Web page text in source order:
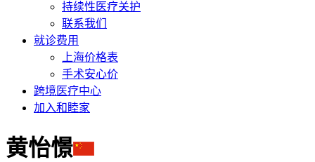
持续性医疗关护
联系我们
就诊费用
上海价格表
手术安心价
跨境医疗中心
加入和睦家
黄怡憬